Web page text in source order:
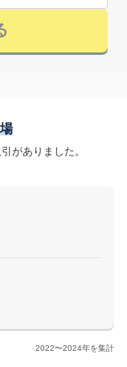
がありました。
2022〜2024年を集計